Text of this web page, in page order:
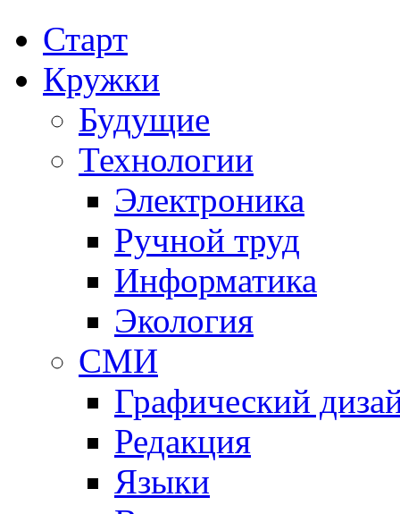
Старт
Кружки
Будущие
Технологии
Электроника
Ручной труд
Информатика
Экология
СМИ
Графический
Редакция
Языки